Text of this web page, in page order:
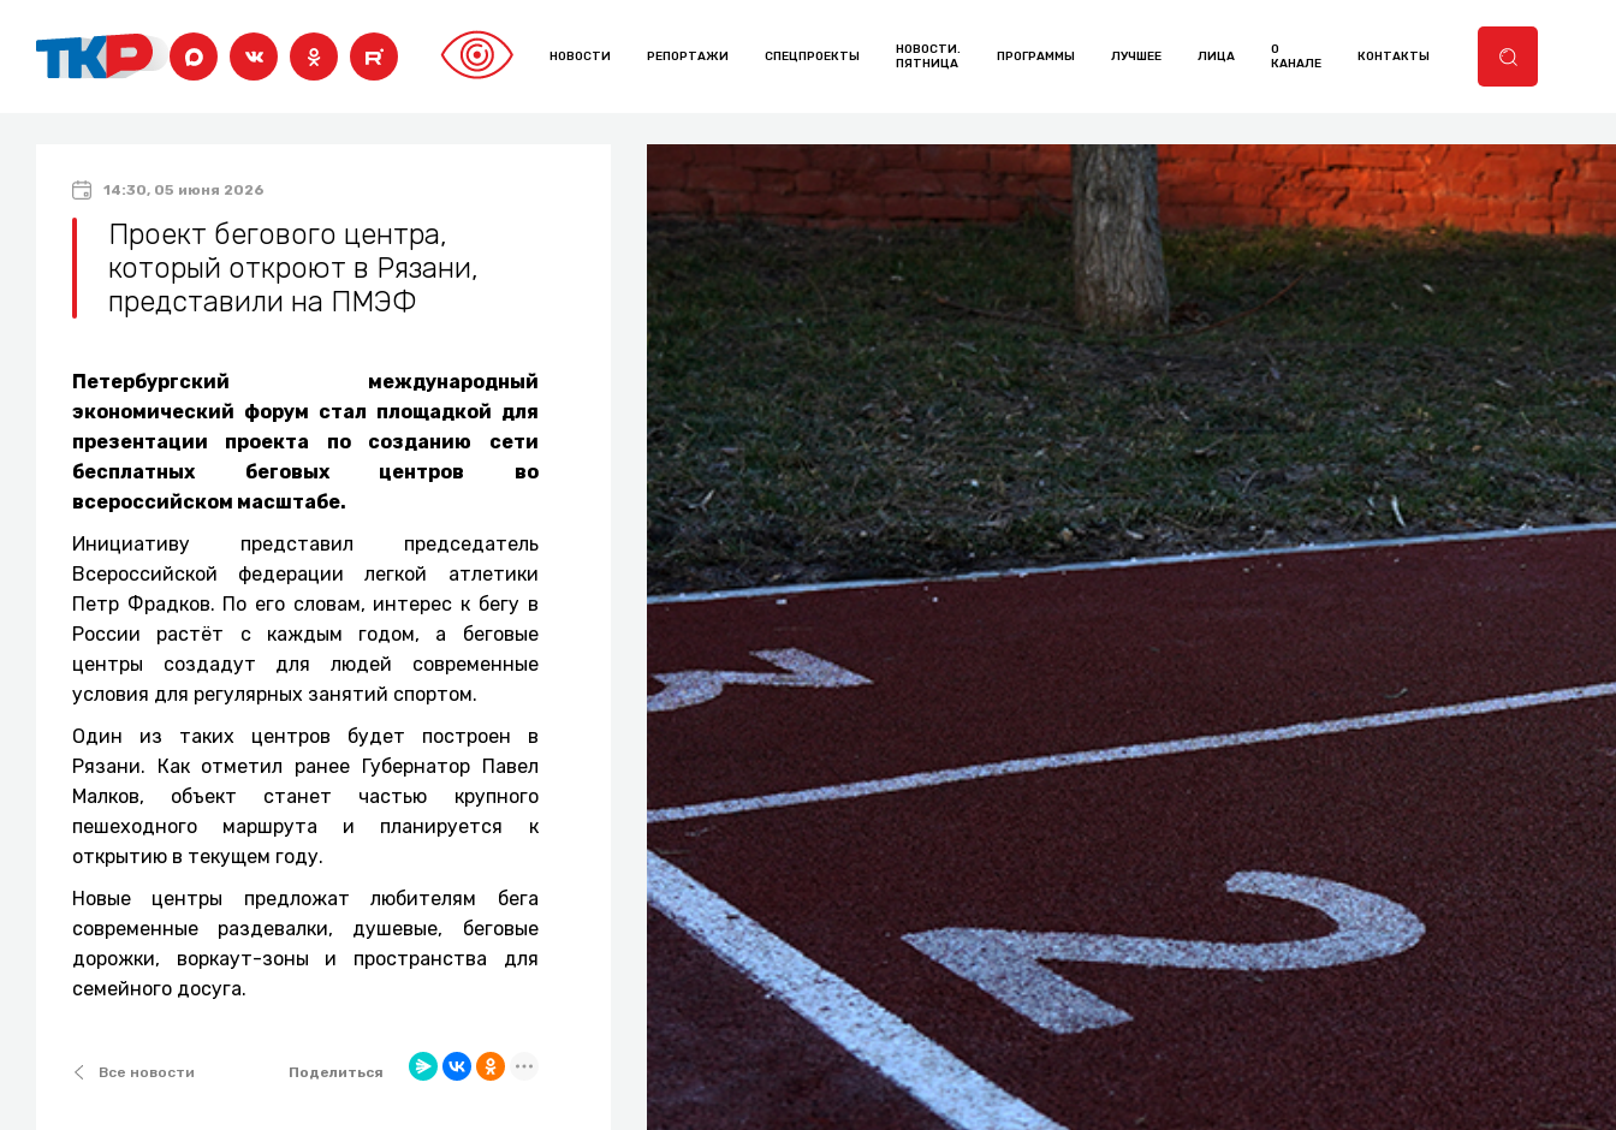
НОВОСТИ РЕПОРТАЖИ СПЕЦПРОЕКТЫ
НОВОСТИ.
ПЯТНИЦА
ПРОГРАММЫ ЛУЧШЕЕ ЛИЦА
О
КАНАЛЕ
КОНТАКТЫ
14:30, 05 июня 2026
Проект бегового центра,
который откроют в Рязани,
представили на ПМЭФ
Петербургский международный
экономический форум стал площадкой для
презентации проекта по созданию сети
бесплатных беговых центров во
всероссийском масштабе.
Инициативу представил председатель
Всероссийской федерации легкой атлетики
Петр Фрадков. По его словам, интерес к бегу в
России растёт с каждым годом, а беговые
центры создадут для людей современные
условия для регулярных занятий спортом.
Один из таких центров будет построен в
Рязани. Как отметил ранее Губернатор Павел
Малков, объект станет частью крупного
пешеходного маршрута и планируется к
открытию в текущем году.
Новые центры предложат любителям бега
современные раздевалки, душевые, беговые
дорожки, воркаут-зоны и пространства для
семейного досуга.
Все новости Поделиться